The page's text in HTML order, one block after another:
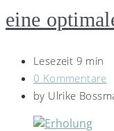
eine
Lesezeit 9 min
0 Kommentare
by Ulrike